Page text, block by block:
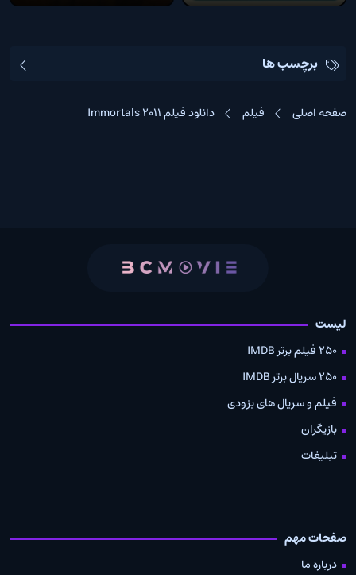
برچسب ها
صفحه اصلی فیلم دانلود فیلم Immortals 2011
لیست
250 فیلم برتر IMDB
250 سریال برتر IMDB
فیلم و سریال های بزودی
بازیگران
تبلیغات
صفحات مهم
درباره ما